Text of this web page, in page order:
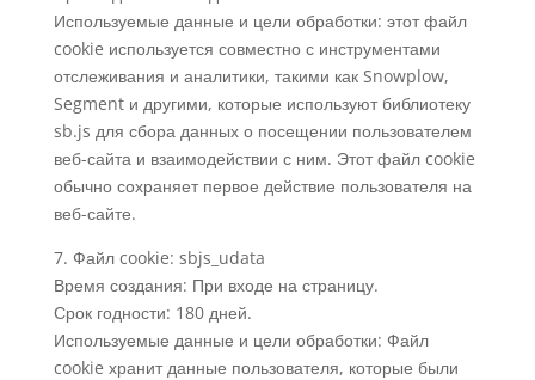
Используемые данные и цели обработки: этот файл
cookie используется совместно с инструментами
отслеживания и аналитики, такими как Snowplow,
Segment и другими, которые используют библиотеку
sb.js для сбора данных о посещении пользователем
веб-сайта и взаимодействии с ним. Этот файл cookie
обычно сохраняет первое действие пользователя на
веб-сайте.
7. Файл cookie: sbjs_udata
Время создания: При входе на страницу.
Срок годности: 180 дней.
Используемые данные и цели обработки: Файл
cookie хранит данные пользователя, которые были